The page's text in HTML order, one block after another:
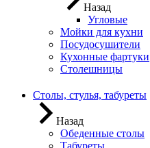
Назад
Угловые
Мойки для кухни
Посудосушители
Кухонные фартуки
Столешницы
Столы, стулья, табуреты
Назад
Обеденные столы
Табуреты